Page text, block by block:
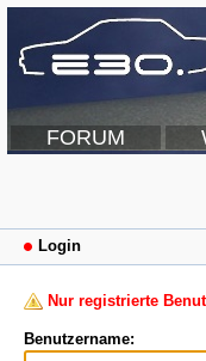
FORUM
Login
Nur registrierte
Benutzername: